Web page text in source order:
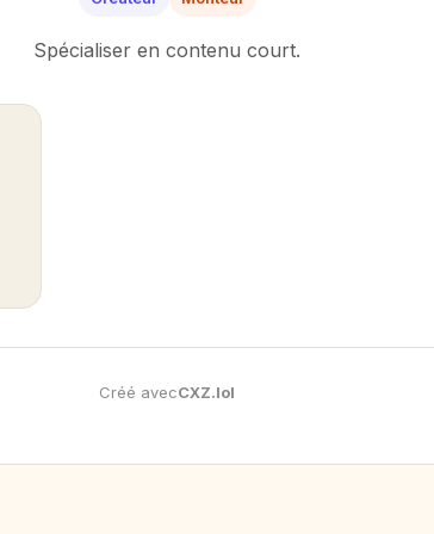
Spécialiser en contenu court.
Créé avecCXZ.lol